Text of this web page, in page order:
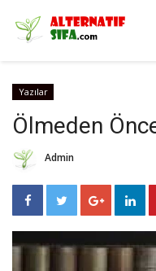
Yazılar
Ölmeden
Admin